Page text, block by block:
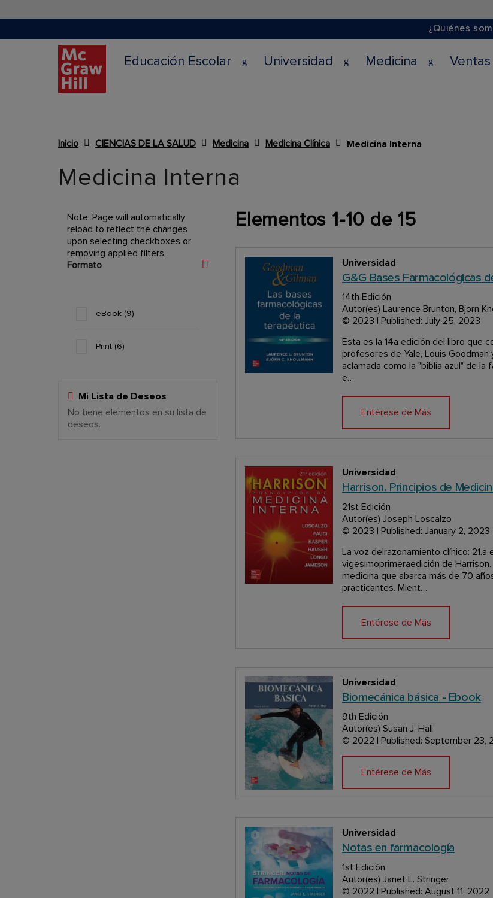
¿Quiénes
Educación Escolar Universidad Medicina
Inicio CIENCIAS DE LA SALUD Medicina Medicina Clínica
Medicina Interna
Content Area
Medicina Interna
Elementos 1-10 de 15
Universidad
G&G Bases Farmacológicas
14th Edición
Autor(es) Laurence Brunton, Bjorn
© 2023 | Published: July 25, 2023
Esta es la 14a edición del libro que
profesores de Yale, Louis
aclamada como la "biblia azul" de
e…
Entérese de Más
Universidad
Harrison. Principios de
21st Edición
Autor(es) Joseph Loscalzo
© 2023 | Published: January 2, 2023
La voz delrazonamiento clínico:
vigesimoprimeraedición de
medicina que abarca más de 70
practicantes. Mient…
Entérese de Más
Universidad
Biomecánica básica - Ebook
9th Edición
Autor(es) Susan J. Hall
© 2022 | Published: September 23,
Entérese de Más
Universidad
Notas en farmacología
1st Edición
Autor(es) Janet L. Stringer
© 2022 | Published: August 11, 2022
Note: Page will automatically
reload to reflect the changes
upon selecting checkboxes or
removing applied filters.
Opciones de Compra
Formato
eBook 9
Print 6
Mi Lista de Deseos
Elementos Añadidos Recientemente
No tiene elementos en su lista de
deseos.